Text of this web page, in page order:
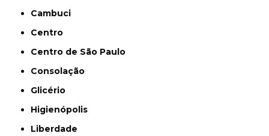
Cambuci
Centro
Centro de São Paulo
Consolação
Glicério
Higienópolis
Liberdade